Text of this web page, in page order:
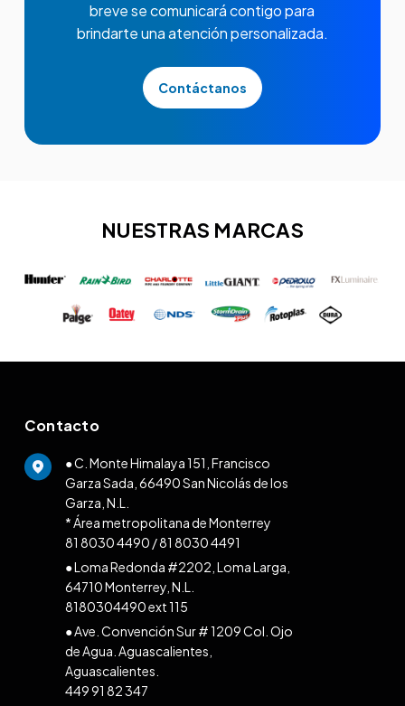
breve se comunicará contigo para
brindarte una atención personalizada.
Contáctanos
NUESTRAS MARCAS
Contacto
● C. Monte Himalaya 151, Francisco
Garza Sada, 66490 San Nicolás de los
Garza, N.L.
* Área metropolitana de Monterrey
81 8030 4490 /81 8030 4491
● Loma Redonda #2202, Loma Larga,
64710 Monterrey, N.L.
8180304490 ext 115
● Ave. Convención Sur # 1209 Col. Ojo
de Agua. Aguascalientes,
Aguascalientes.
449 91 82 347